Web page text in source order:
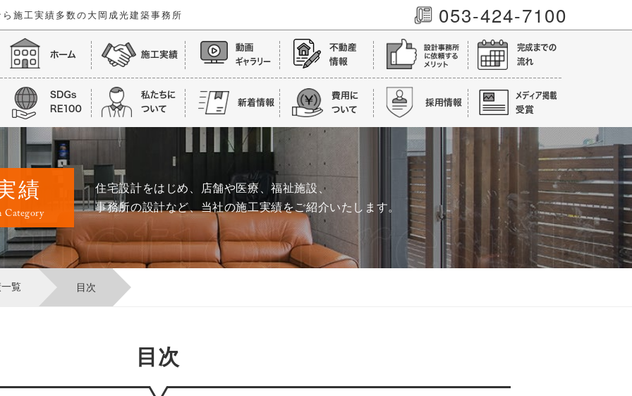
施工実績多数の大岡成光建築事務所 053-424-7100
績
Category
住宅設計をはじめ、店舗や医療、福祉施設、
事務所の設計など、当社の施工実績をご紹介いたします。
覧 目次
目次